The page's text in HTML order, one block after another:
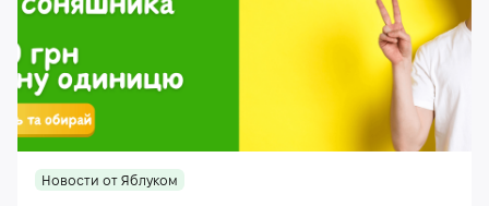
Новости от Яблуком